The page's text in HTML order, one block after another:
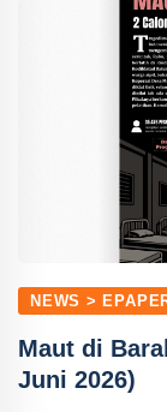
NEWS >
Maut di
Juni 2026)